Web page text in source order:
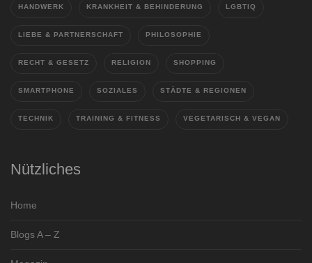
HANDWERK KRANKHEIT & BEHINDERUNG LGBTIQ
LIEBE & PARTNERSCHAFT PHILOSOPHIE
RECHT & GESETZ RELIGION SHOPPING
SMARTPHONE SOZIALES STÄDTE & REGIONEN
TECHNIK TRAINING & FITNESS VEGETARISCH & VEGAN
Nützliches
Home
Blogs A – Z